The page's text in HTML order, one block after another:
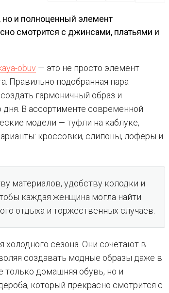
и полноценный элемент
смотрится с джинсами, платьями и
obuv — это не просто элемент
Правильно подобранная пара
гармоничный образ и
В ассортименте современной
модели — туфли на каблуке,
кроссовки, слипоны, лоферы и
материалов, удобству колодки и
каждая женщина могла найти
отдыха и торжественных случаев.
сезона. Они сочетают в
создавать модные образы даже в
только домашняя обувь, но и
который прекрасно смотрится с